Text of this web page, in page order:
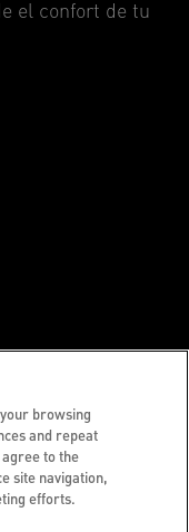
el confort de tu
browsing
and repeat
agree to the
site navigation,
efforts.